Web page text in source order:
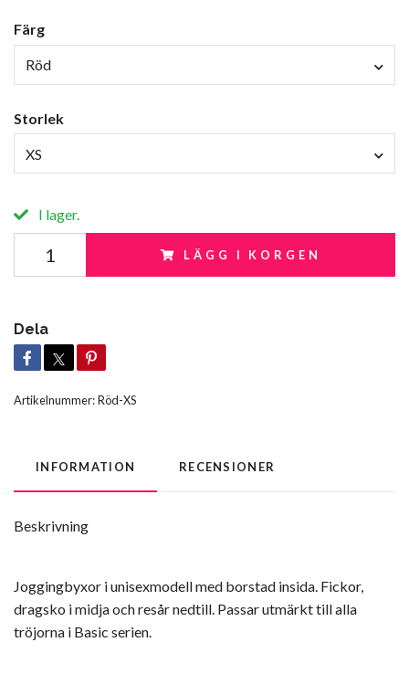
Färg
Röd
Storlek
XS
I lager.
LÄGG I KORGEN
Dela
Artikelnummer:Röd-XS
INFORMATION RECENSIONER
Beskrivning
Joggingbyxor i unisexmodell med borstad insida. Fickor,
dragsko i midja och resår nedtill. Passar utmärkt till alla
tröjorna i Basic serien.